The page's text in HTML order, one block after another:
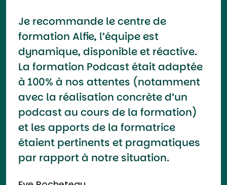
Je recommande le centre de
formation Alfie, l’équipe est
dynamique, disponible et réactive.
La formation Podcast était adaptée
à 100% à nos attentes (notamment
avec la réalisation concrète d’un
podcast au cours de la formation)
et les apports de la formatrice
étaient pertinents et pragmatiques
par rapport à notre situation.